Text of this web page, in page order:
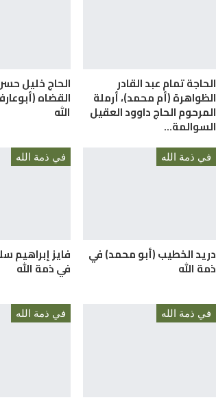
الحاجة تمام عبد القادر
الظواهرة (أم محمد)، أرملة
المرحوم الحاج داوود العقيل
السوالمة…
الحاج خليل
القضاه
الله
في ذمة الله
دريد الخطيب (أبو محمد) في
ذمة الله
في ذمة الله
فايز إبراهيم
في ذمة الله
في ذمة الله في ذمة الله